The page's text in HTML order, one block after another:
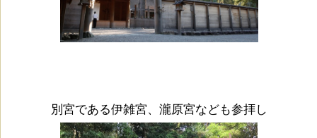
別宮である伊雑宮、瀧原宮なども参拝し